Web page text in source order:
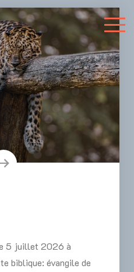
5 juillet 2026 à
biblique: évangile de